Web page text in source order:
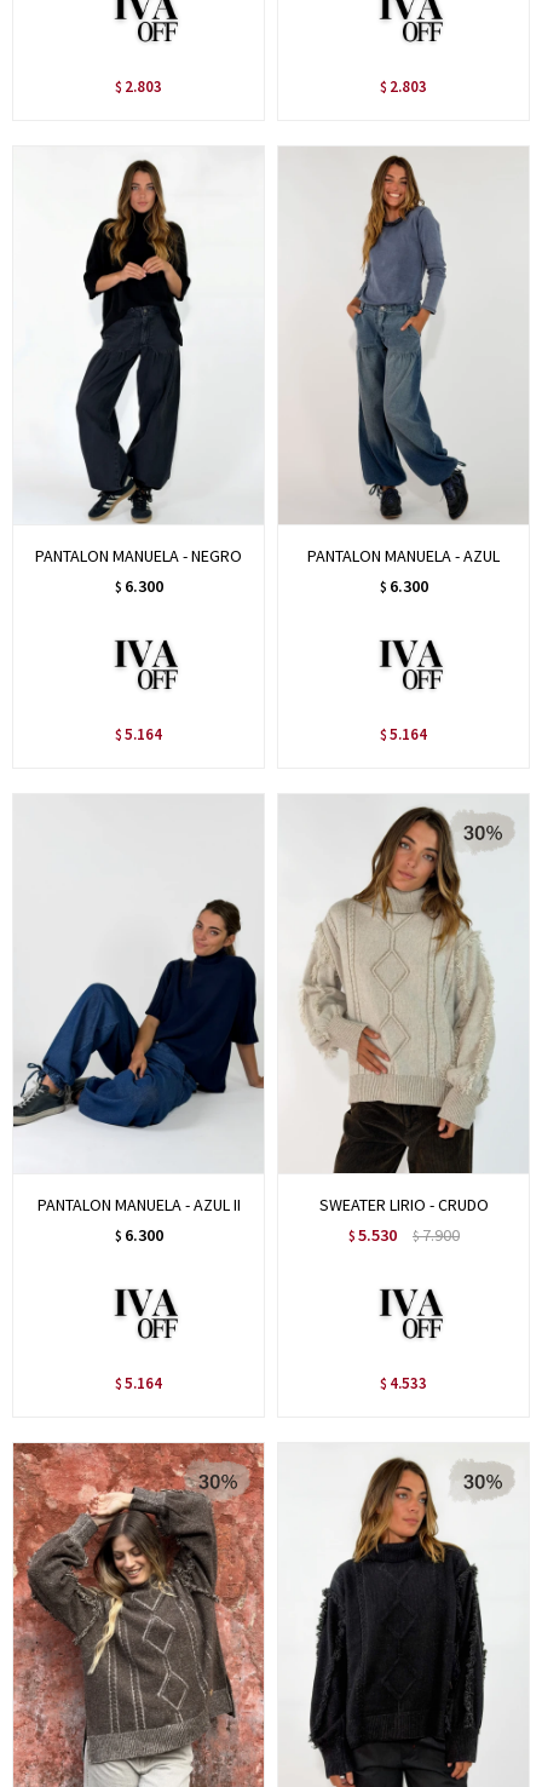
$ 2.803 $ 2.803
PANTALON MANUELA - NEGRO
$ 6.300
$ 5.164
PANTALON MANUELA - AZUL
$ 6.300
$ 5.164
PANTALON MANUELA - AZUL II
$ 6.300
$ 5.164
SWEATER LIRIO - CRUDO
$ 5.530 $7.900
$ 4.533